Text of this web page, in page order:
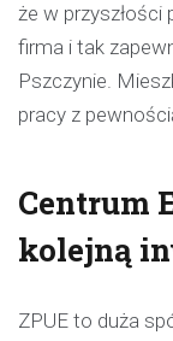
że w przyszłości
firma i tak
Pszczynie.
pracy z
Centrum
kolejną
ZPUE to duża